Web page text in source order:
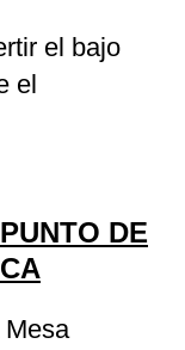
el bajo
el
DE